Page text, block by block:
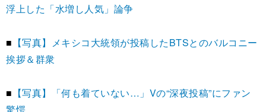
浮上した「水増し人気」論争
■ 【写真】メキシコ大統領が投稿したBTSとのバルコニー
挨拶＆群衆
■ 【写真】「何も着ていない…」Vの“深夜投稿”にファン
驚愕